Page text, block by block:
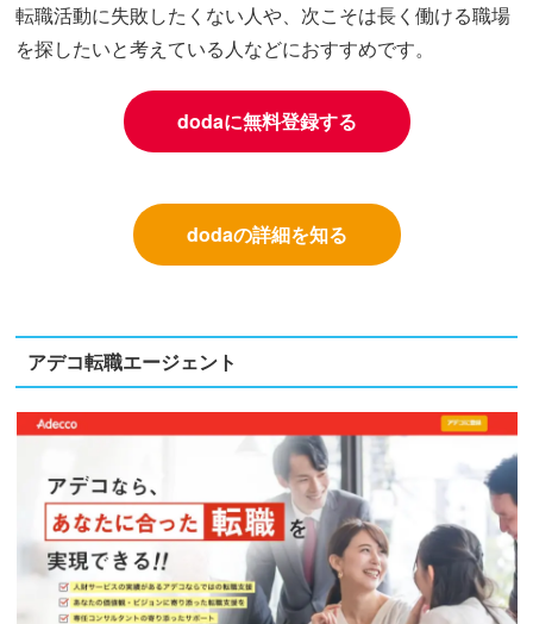
転職活動に失敗したくない人や、次こそは長く働ける職場
を探したいと考えている人などにおすすめです。
dodaに無料登録する
dodaの詳細を知る
アデコ転職エージェント